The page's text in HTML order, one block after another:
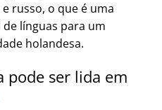
russo, o que é uma
línguas para um
holandesa.
pode ser lida em